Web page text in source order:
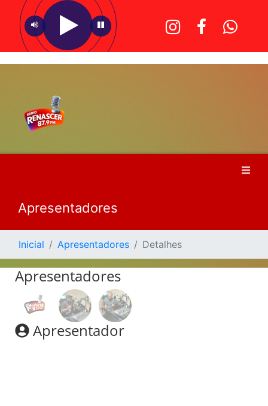
Apresentadores
Inicial Apresentadores Detalhes
Apresentadores
Apresentador